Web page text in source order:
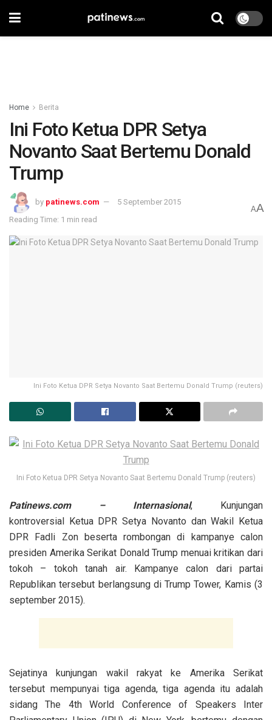
Home Berita
Ini Foto Ketua DPR Setya
Novanto Saat Bertemu Donald
Trump
by patinews.com
5 September 2015
Reading Time: 1 min read
AA
Ini Foto Ketua DPR Setya Novanto Saat Bertemu Donald Trump (reuters)
Ini Foto Ketua DPR Setya Novanto Saat Bertemu Donald Trump (reuters)
Patinews.com – Internasional, Kunjungan
kontroversial Ketua DPR Setya Novanto dan Wakil Ketua
DPR Fadli Zon beserta rombongan di kampanye calon
presiden Amerika Serikat Donald Trump menuai kritikan dari
tokoh – tokoh tanah air. Kampanye calon dari partai
Republikan tersebut berlangsung di Trump Tower, Kamis (3
september 2015).
Sejatinya kunjungan wakil rakyat ke Amerika Serikat
tersebut mempunyai tiga agenda, tiga agenda itu adalah
sidang The 4th World Conference of Speakers Inter